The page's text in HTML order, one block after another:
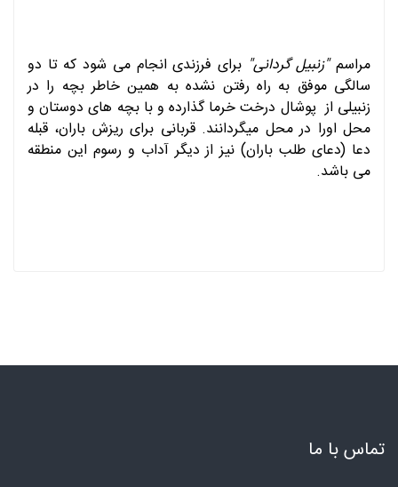
مراسم"زنبیل گردانی" برای فرزندی انجام می شود که تا دو
سالگی موفق به راه رفتن نشده به همین خاطر بچه را در
زنبیلی از پوشال درخت خرما گذارده و با بچه های دوستان و
محل اورا در محل میگردانند. قربانی برای ریزش باران، قبله
دعا (دعای طلب باران) نیز از دیگر آداب و رسوم این منطقه
می باشد.
تماس با ما